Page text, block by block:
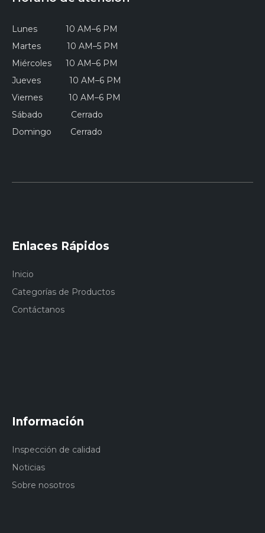
Lunes 10 AM–6 PM
Martes 10 AM–5 PM
Miércoles 10 AM–6 PM
Jueves 10 AM–6 PM
Viernes 10 AM–6 PM
Sábado Cerrado
Domingo Cerrado
Enlaces Rápidos
Inicio
Categorías de Productos
Contáctanos
Información
Inspección de calidad
Noticias
Sobre nosotros